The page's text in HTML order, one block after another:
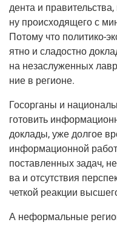
ден­та и
ну про­ис­хо­дя­ще­го с
Пото­му что поли­ти­ко-
ят­но и сла­дост­но
на неза­слу­жен­ных
ние в регионе.
Госор­га­ны и
гото­вить
докла­ды, уже дол­гое
инфор­ма­ци­он­ной
постав­лен­ных задач,
ва и отсут­ствия
чет­кой реак­ции
А нефор­маль­ные